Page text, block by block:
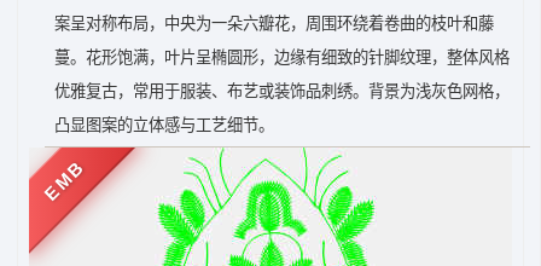
案呈对称布局，中央为一朵六瓣花，周围环绕着卷曲的枝叶和藤
蔓。花形饱满，叶片呈椭圆形，边缘有细致的针脚纹理，整体风格
优雅复古，常用于服装、布艺或装饰品刺绣。背景为浅灰色网格，
凸显图案的立体感与工艺细节。
EMB